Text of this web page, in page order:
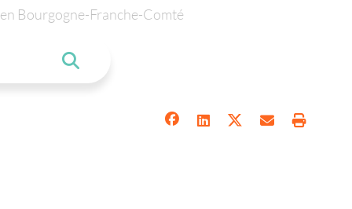
Bourgogne-Franche-Comté